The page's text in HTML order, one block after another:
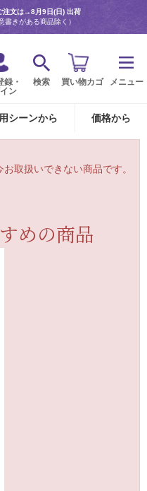
注文は→8月9日(日) 出荷
書きがある商品除く）
録・
ン
検索 買い物カゴ メニュー
シーンから 価格から
取扱いできない商品です。
めの商品